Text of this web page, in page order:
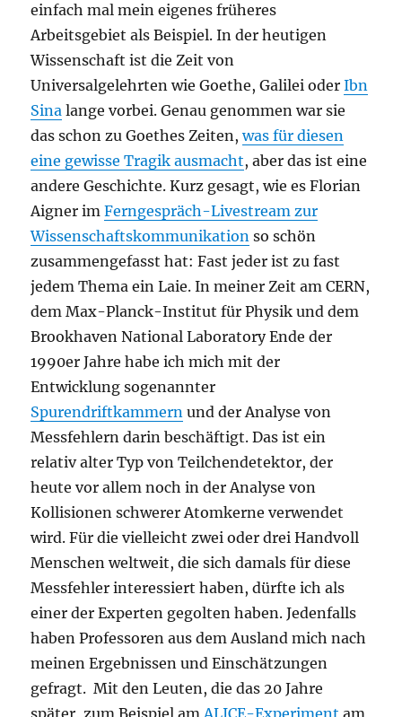
einfach mal mein eigenes früheres
Arbeitsgebiet als Beispiel. In der heutigen
Wissenschaft ist die Zeit von
Universalgelehrten wie Goethe, Galilei oderIbn
Sina lange vorbei. Genau genommen war sie
das schon zu Goethes Zeiten,was für diesen
eine gewisse Tragik ausmacht, aber das ist eine
andere Geschichte. Kurz gesagt, wie es Florian
Aigner imFerngespräch-Livestream zur
Wissenschaftskommunikation so schön
zusammengefasst hat: Fast jeder ist zu fast
jedem Thema ein Laie. In meiner Zeit am CERN,
dem Max-Planck-Institut für Physik und dem
Brookhaven National Laboratory Ende der
1990er Jahre habe ich mich mit der
Entwicklung sogenannter
Spurendriftkammern und der Analyse von
Messfehlern darin beschäftigt. Das ist ein
relativ alter Typ von Teilchendetektor, der
heute vor allem noch in der Analyse von
Kollisionen schwerer Atomkerne verwendet
wird. Für die vielleicht zwei oder drei Handvoll
Menschen weltweit, die sich damals für diese
Messfehler interessiert haben, dürfte ich als
einer der Experten gegolten haben. Jedenfalls
haben Professoren aus dem Ausland mich nach
meinen Ergebnissen und Einschätzungen
gefragt. Mit den Leuten, die das 20 Jahre
später, zum Beispiel am ALICE-Experiment am